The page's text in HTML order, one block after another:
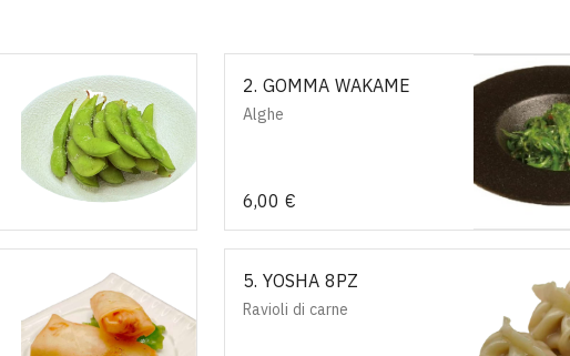
2. GOMMA WAKAME
Alghe
6,00 €
5. YOSHA 8PZ
Ravioli di carne